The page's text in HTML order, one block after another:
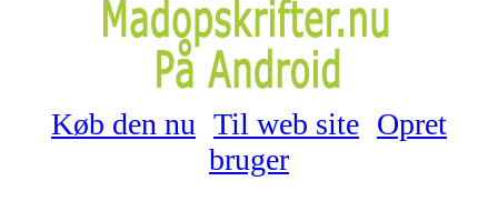
Køb den nu Til web site Opret
bruger